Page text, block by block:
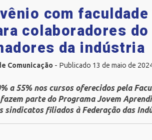
com
colaboradores do
da indústria
Comunicação - Publicado 13 de maio de
a 55% nos cursos oferecidos pela
parte do Programa Jovem
sindicatos filiados à Federação das